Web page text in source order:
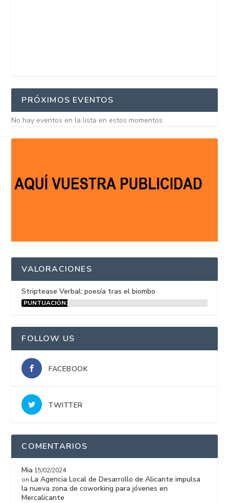
PRÓXIMOS EVENTOS
No hay eventos en la lista en estos momentos
VALORACIONES
Striptease Verbal: poesía tras el biombo
PUNTUACIÓN:
FOLLOW US
FACEBOOK
TWITTER
COMENTARIOS
Mia 15/02/2024
on La Agencia Local de Desarrollo de Alicante impulsa
la nueva zona de coworking para jóvenes en
Mercalicante